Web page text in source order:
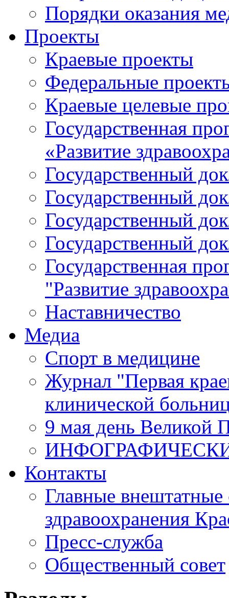
Порядки оказания
Проекты
Краевые проекты
Федеральные
Краевые целевые
Государственная
«Развитие
Государственный
Государственный
Государственный
Государственный
Государственная
"Развитие
Наставничество
Медиа
Спорт в медицине
Журнал "Первая
клинической
9 мая день Великой
Контакты
Главные внештатные
здравоохранения
Пресс-служба
Общественный совет